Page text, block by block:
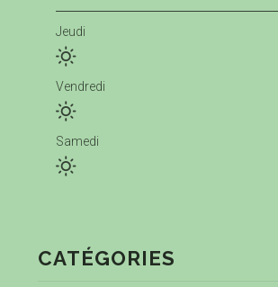
Jeudi
Vendredi
Samedi
CATÉGORIES